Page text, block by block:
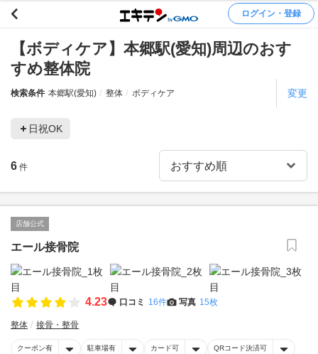
ログイン・登録
【ボディケア】本郷駅(愛知)周辺のおす
すめ整体院
検索条件 本郷駅(愛知) 整体 ボディケア 変更
日祝OK
6 件
店舗公式
エール接骨院
4.23 口コミ 16件 写真 15枚
整体 接骨・整骨
クーポン有 駐車場有 カード可 QRコード決済可